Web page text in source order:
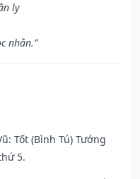
ly
nhằn.”
Tốt (Bình Tú) Tướng
5.